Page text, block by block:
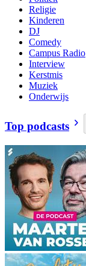
Religie
Kinderen
DJ
Comedy
Campus Radio
Interview
Kerstmis
Muziek
Onderwijs
Top podcasts